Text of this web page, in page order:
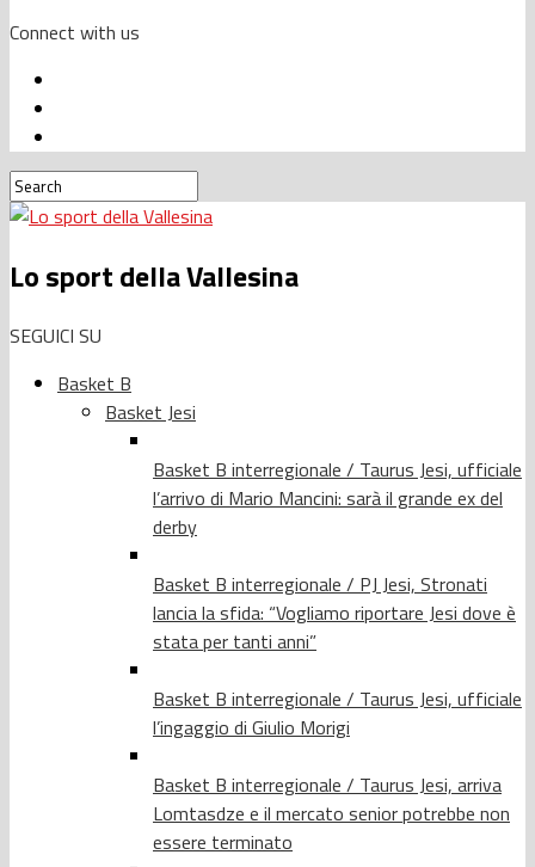
Connect with us
Lo sport della Vallesina
SEGUICI SU
Basket B
Basket Jesi
Basket B interregionale / Taurus Jesi, ufficiale
l’arrivo di Mario Mancini: sarà il grande ex del
derby
Basket B interregionale / PJ Jesi, Stronati
lancia la sfida: “Vogliamo riportare Jesi dove è
stata per tanti anni”
Basket B interregionale / Taurus Jesi, ufficiale
l’ingaggio di Giulio Morigi
Basket B interregionale / Taurus Jesi, arriva
Lomtasdze e il mercato senior potrebbe non
essere terminato